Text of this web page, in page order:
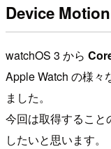
Device
watchOS 3 から
Apple Watch の様々
ました。
今回は取得すること
したいと思います。